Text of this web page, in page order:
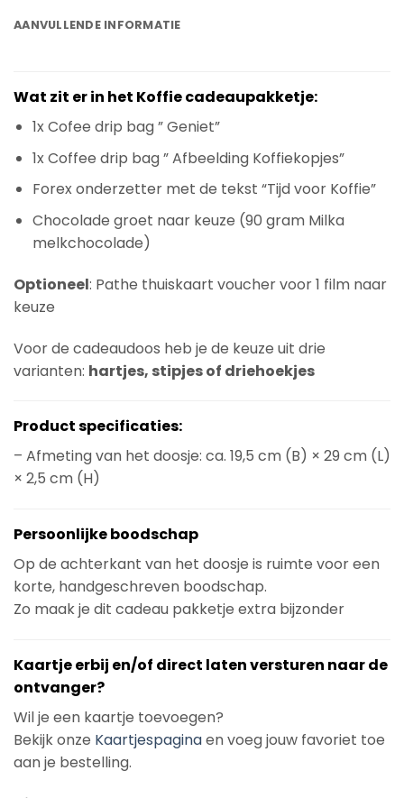
AANVULLENDE INFORMATIE
Wat zit er in het Koffie cadeaupakketje:
1x Cofee drip bag ” Geniet”
1x Coffee drip bag ” Afbeelding Koffiekopjes”
Forex onderzetter met de tekst “Tijd voor Koffie”
Chocolade groet naar keuze (90 gram Milka
melkchocolade)
Optioneel: Pathe thuiskaart voucher voor 1 film naar
keuze
Voor de cadeaudoos heb je de keuze uit drie
varianten: hartjes, stipjes of driehoekjes
Product specificaties:
– Afmeting van het doosje: ca. 19,5 cm (B) × 29 cm (L)
× 2,5 cm (H)
Persoonlijke boodschap
Op de achterkant van het doosje is ruimte voor een
korte, handgeschreven boodschap.
Zo maak je dit cadeau pakketje extra bijzonder
Kaartje erbij en/of direct laten versturen naar de
ontvanger?
Wil je een kaartje toevoegen?
Bekijk onze Kaartjespaginaen voeg jouw favoriet toe
aan je bestelling.